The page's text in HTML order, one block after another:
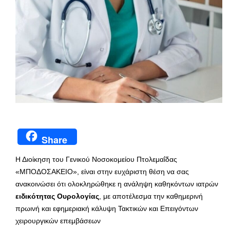
Share
Η Διοίκηση του Γενικού Νοσοκομείου Πτολεμαΐδας
«ΜΠΟΔΟΣΑΚΕΙΟ», είναι στην ευχάριστη θέση να σας
ανακοινώσει ότι ολοκληρώθηκε η ανάληψη καθηκόντων ιατρών
ειδικότητας Ουρολογίας , με αποτέλεσμα την καθημερινή
πρωινή και εφημεριακή κάλυψη Τακτικών και Επειγόντων
χειρουργικών επεμβάσεων